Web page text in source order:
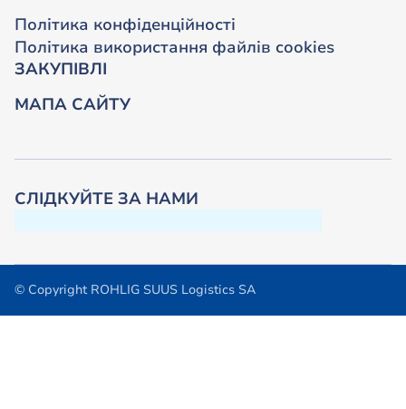
СЛІДКУЙТЕ ЗА НАМИ
Політика конфіденційності
Політика використання файлів cookies
ЗАКУПІВЛІ
МАПА САЙТУ
© Copyright ROHLIG SUUS Logistics SA